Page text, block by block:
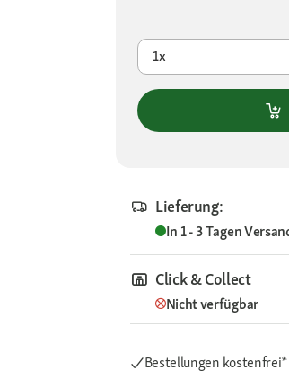
1x
Lieferung:
In 1 - 3 Tagen
Click & Collect
Nicht verfügbar
Bestellungen kostenfrei*